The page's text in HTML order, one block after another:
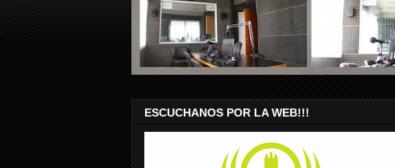
ESCUCHANOS POR LA WEB!!!